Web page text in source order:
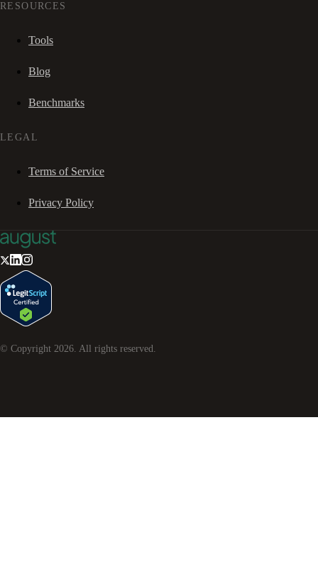
RESOURCES
Tools
Blog
Benchmarks
LEGAL
Terms of Service
Privacy Policy
© Copyright 2026 . All rights reserved.